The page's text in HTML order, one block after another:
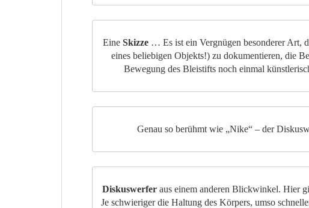
Eine Skizze … Es ist ein Vergnügen besonderer Art,
eines beliebigen Objekts!) zu dokumentieren, die
Bewegung des Bleistifts noch einmal
Genau so berühmt wie „Nike“ – der
Diskuswerferaus einem anderen Blickwinkel. Hier
Je schwieriger die Haltung des Körpers, umso